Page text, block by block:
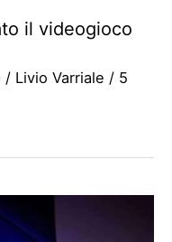
il videogioco
/ Livio Varriale / 5